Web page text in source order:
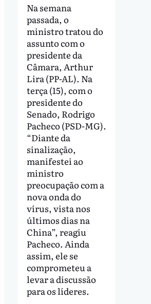
Na semana
passada, o
ministro tratou do
assunto com o
presidente da
Câmara, Arthur
Lira (PP-AL). Na
terça (15), com o
presidente do
Senado, Rodrigo
Pacheco (PSD-MG).
“Diante da
sinalização,
manifestei ao
ministro
preocupação com a
nova onda do
vírus, vista nos
últimos dias na
China”, reagiu
Pacheco. Ainda
assim, ele se
comprometeu a
levar a discussão
para os líderes.